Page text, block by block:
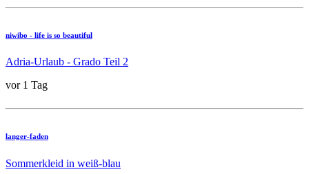
niwibo - life is so beautiful
Adria-Urlaub - Grado Teil 2
vor 1 Tag
langer-faden
Sommerkleid in weiß-blau